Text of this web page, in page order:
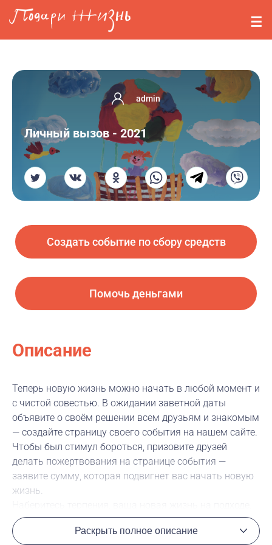
Перейти к основному содержанию
События
О нас
Вопросы
Войти
Регистрация
admin
Личный вызов - 2021
Создать событие по сбору средств
Помочь деньгами
Описание
Теперь новую жизнь можно начать в любой момент и
с чистой совестью. В ожидании заветной даты
объявите о своём решении всем друзьям и знакомым
— создайте страницу своего события на нашем сайте.
Чтобы был стимул бороться, призовите друзей
делать пожертвования на странице события —
заявите сумму, которая подвигнет вас начать новую
жизнь.
надо только дождаться, пока все деньги будут
собраны.
Раскрыть полное описание